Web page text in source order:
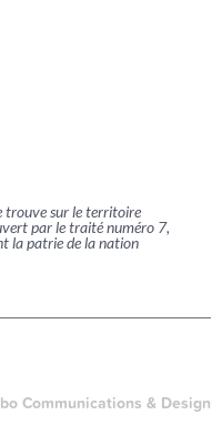
trouve sur le territoire
par le traité numéro 7,
la patrie de la nation
Communications & Design